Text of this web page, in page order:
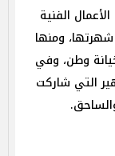
الفنية
ومنها
وطن، وفي
التي شاركت